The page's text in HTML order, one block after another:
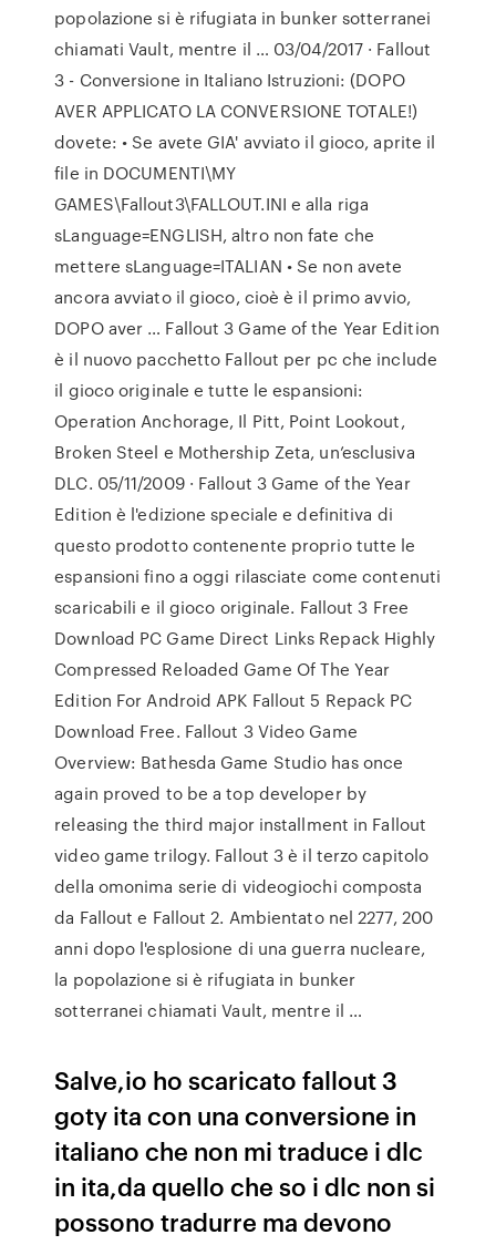
popolazione si è rifugiata in bunker sotterranei
chiamati Vault, mentre il … 03/04/2017 · Fallout
3 - Conversione in Italiano Istruzioni: (DOPO
AVER APPLICATO LA CONVERSIONE TOTALE!)
dovete: • Se avete GIA' avviato il gioco, aprite il
file in DOCUMENTI\MY
GAMES\Fallout3\FALLOUT.INI e alla riga
sLanguage=ENGLISH, altro non fate che
mettere sLanguage=ITALIAN • Se non avete
ancora avviato il gioco, cioè è il primo avvio,
DOPO aver … Fallout 3 Game of the Year Edition
è il nuovo pacchetto Fallout per pc che include
il gioco originale e tutte le espansioni:
Operation Anchorage, Il Pitt, Point Lookout,
Broken Steel e Mothership Zeta, un’esclusiva
DLC. 05/11/2009 · Fallout 3 Game of the Year
Edition è l'edizione speciale e definitiva di
questo prodotto contenente proprio tutte le
espansioni fino a oggi rilasciate come contenuti
scaricabili e il gioco originale. Fallout 3 Free
Download PC Game Direct Links Repack Highly
Compressed Reloaded Game Of The Year
Edition For Android APK Fallout 5 Repack PC
Download Free. Fallout 3 Video Game
Overview: Bathesda Game Studio has once
again proved to be a top developer by
releasing the third major installment in Fallout
video game trilogy. Fallout 3 è il terzo capitolo
della omonima serie di videogiochi composta
da Fallout e Fallout 2. Ambientato nel 2277, 200
anni dopo l'esplosione di una guerra nucleare,
la popolazione si è rifugiata in bunker
sotterranei chiamati Vault, mentre il …
Salve,io ho scaricato fallout 3
goty ita con una conversione in
italiano che non mi traduce i dlc
in ita,da quello che so i dlc non si
possono tradurre ma devono